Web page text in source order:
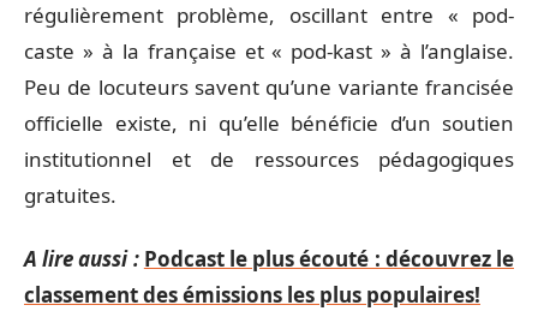
régulièrement problème, oscillant entre « pod-
caste » à la française et « pod-kast » à l’anglaise.
Peu de locuteurs savent qu’une variante francisée
officielle existe, ni qu’elle bénéficie d’un soutien
institutionnel et de ressources pédagogiques
gratuites.
A lire aussi : Podcast le plus écouté : découvrez le
classement des émissions les plus populaires!